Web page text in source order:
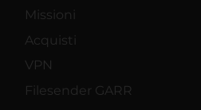
Missioni
Acquisti
VPN
Filesender GARR